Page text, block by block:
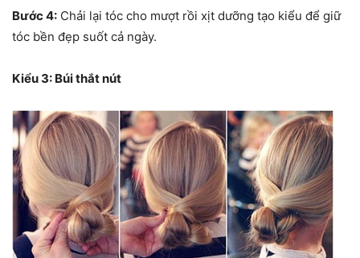
Bước 4: Chải lại tóc cho mượt rồi xịt dưỡng tạo kiểu để giữ
tóc bền đẹp suốt cả ngày.
Kiểu 3: Búi thắt nút